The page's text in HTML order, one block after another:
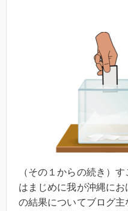
（その１からの続き）
はまじめに我が沖縄に
の結果についてブログ